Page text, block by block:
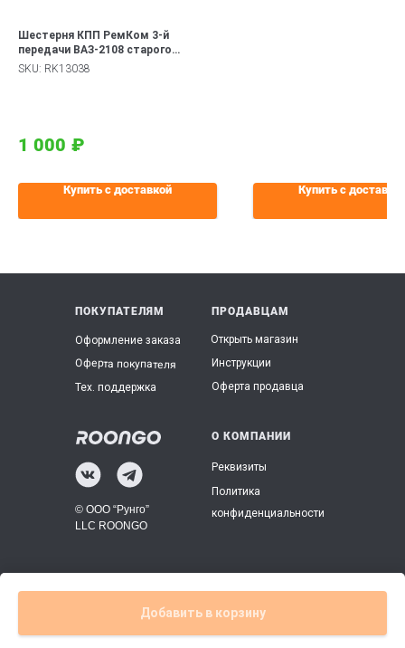
Добавить в корзину
Шестерня КПП РемКом 3-й
передачи ВАЗ-2108 старого
образца (до 10.2000 г.)
SKU: RK13038
1 000 ₽
Купить с доставкой Купить с
ПРОДАВЦАМ
Оферта продавца
Инструкции
Открыть магазин
ПОКУПАТЕЛЯМ
Тех. поддержка
Оферта покупателя
Оформление заказа
О КОМПАНИИ
Политика
конфиденциальности
Реквизиты
© ООО “Рунго”
LLC ROONGO
Made on Tilda